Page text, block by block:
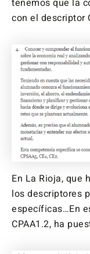
con el descriptor
En La Rioja, que
los descriptores
específicas…En
CPAA1.2, ha